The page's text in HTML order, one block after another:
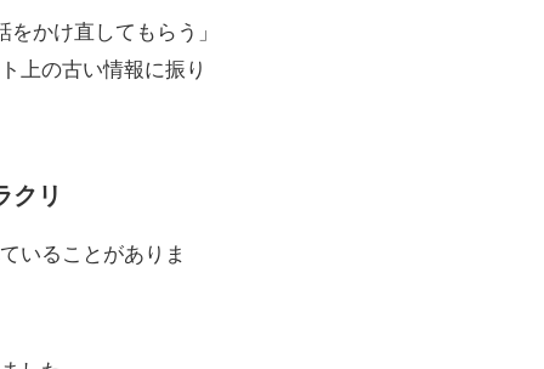
かけ直してもらう」
上の古い情報に振り
クリ
いることがありま